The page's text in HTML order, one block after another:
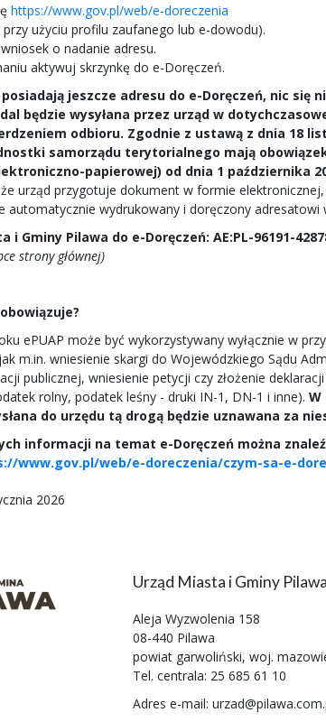
https://www.gov.pl/web/e-doreczenia
przy użyciu profilu zaufanego lub e-dowodu).
o nadanie adresu.
aktywuj skrzynkę do e-Doręczeń.
jeszcze adresu do e-Doręczeń, nic się
będzie wysyłana przez urząd w
odbioru. Zgodnie z ustawą z dnia 18
samorządu terytorialnego mają
papierowej) od dnia 1 października
urząd przygotuje dokument w formie
automatycznie wydrukowany i doręczony adresatowi
i Gminy Pilawa do e-Doręczeń: AE:PL-96191-
strony głównej)
ePUAP może być wykorzystywany wyłącznie w
m.in. wniesienie skargi do Wojewódzkiego Sądu
publicznej, wniesienie petycji czy złożenie
rolny, podatek leśny - druki IN-1, DN-1 i inne). W
do urzędu tą drogą będzie uznawana za
informacji na temat e-Doręczeń można
www.gov.pl/web/e-doreczenia/czym-sa-e-
2026
Urząd Miasta i Gminy Pilawa
Aleja Wyzwolenia 158
08-440 Pilawa
powiat garwoliński, woj.
Tel. centrala: 25 685 61 10
Adres e-mail: